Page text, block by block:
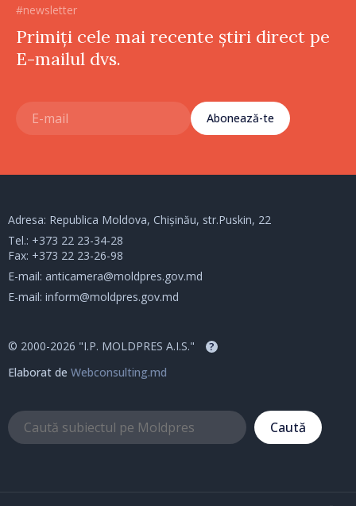
#newsletter
Primiți cele mai recente știri direct pe
E-mailul dvs.
Abonează-te
Adresa: Republica Moldova, Chișinău, str.Puskin, 22
Tel.: +373 22 23-34-28
Fax: +373 22 23-26-98
E-mail: anticamera@moldpres.gov.md
E-mail: inform@moldpres.gov.md
© 2000-2026 "I.P. MOLDPRES A.I.S." ?
Elaborat de Webconsulting.md
Caută